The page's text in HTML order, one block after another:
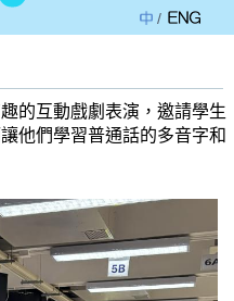
/
《多功能渡假村》"
的互動戲劇表演，邀請學生
他們學習普通話的多音字和